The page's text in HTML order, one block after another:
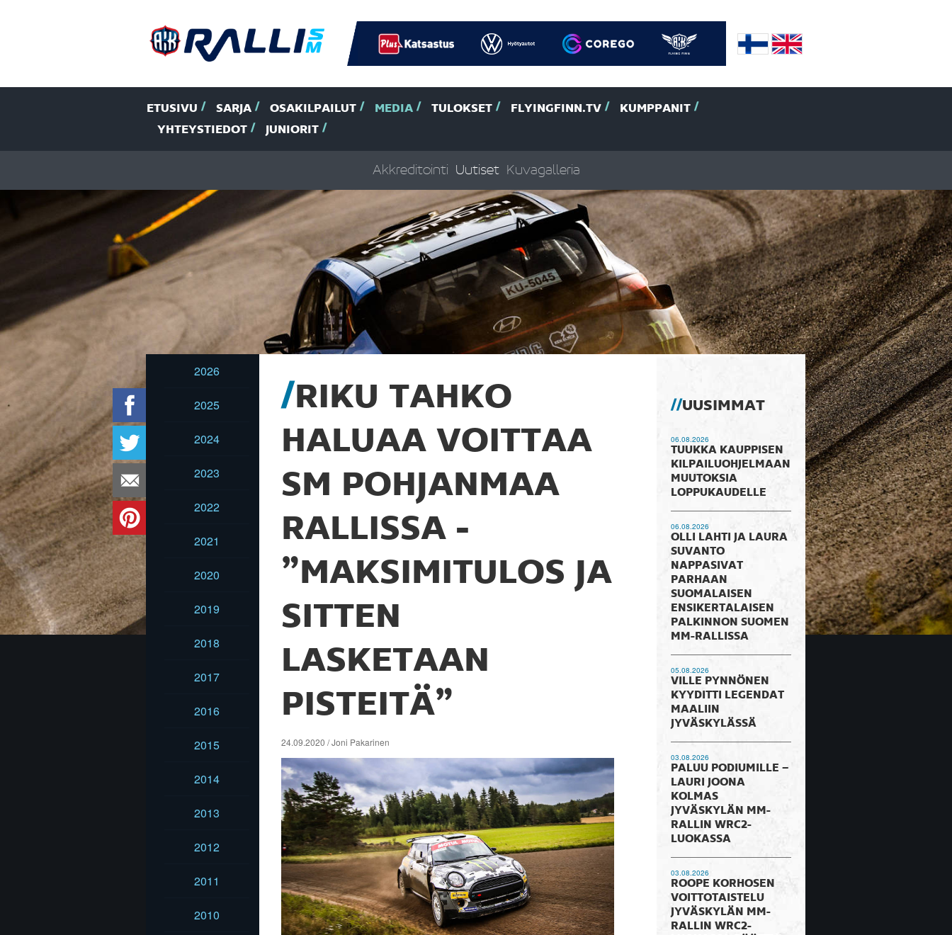
ETUSIVU SARJA OSAKILPAILUT MEDIA TULOKSET FLYINGFINN.TV
KUMPPANIT
YHTEYSTIEDOT
JUNIORIT
Akkreditointi Uutiset Kuvagalleria
2026
2025
2024
2023
2022
2021
2020
2019
2018
2017
2016
2015
2014
2013
2012
2011
2010
RIKU TAHKO
HALUAA VOITTAA
SM POHJANMAA
RALLISSA -
”MAKSIMITULOS JA
SITTEN
LASKETAAN
PISTEITÄ”
24.09.2020 / Joni Pakarinen
UUSIMMAT
06.08.2026
TUUKKA KAUPPISEN
KILPAILUOHJELMAAN
MUUTOKSIA
LOPPUKAUDELLE
06.08.2026
OLLI LAHTI JA LAURA
SUVANTO
NAPPASIVAT
PARHAAN
SUOMALAISEN
ENSIKERTALAISEN
PALKINNON SUOMEN
MM-RALLISSA
05.08.2026
VILLE PYNNÖNEN
KYYDITTI LEGENDAT
MAALIIN
JYVÄSKYLÄSSÄ
03.08.2026
PALUU PODIUMILLE –
LAURI JOONA
KOLMAS
JYVÄSKYLÄN MM-
RALLIN WRC2-
LUOKASSA
03.08.2026
ROOPE KORHOSEN
VOITTOTAISTELU
JYVÄSKYLÄN MM-
RALLIN WRC2-